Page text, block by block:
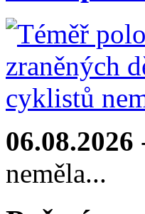
06.08.2026
neměla...